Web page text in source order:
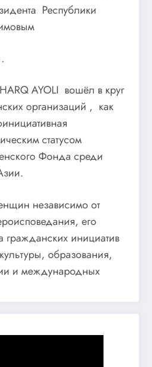
Республики
AYOLI вошёл в круг
организаций , как
статусом
Фонда среди
независимо от
его
инициатив
образования,
и международных